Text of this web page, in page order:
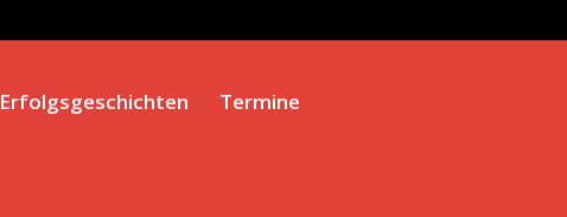
Erfolgsgeschichten Termine